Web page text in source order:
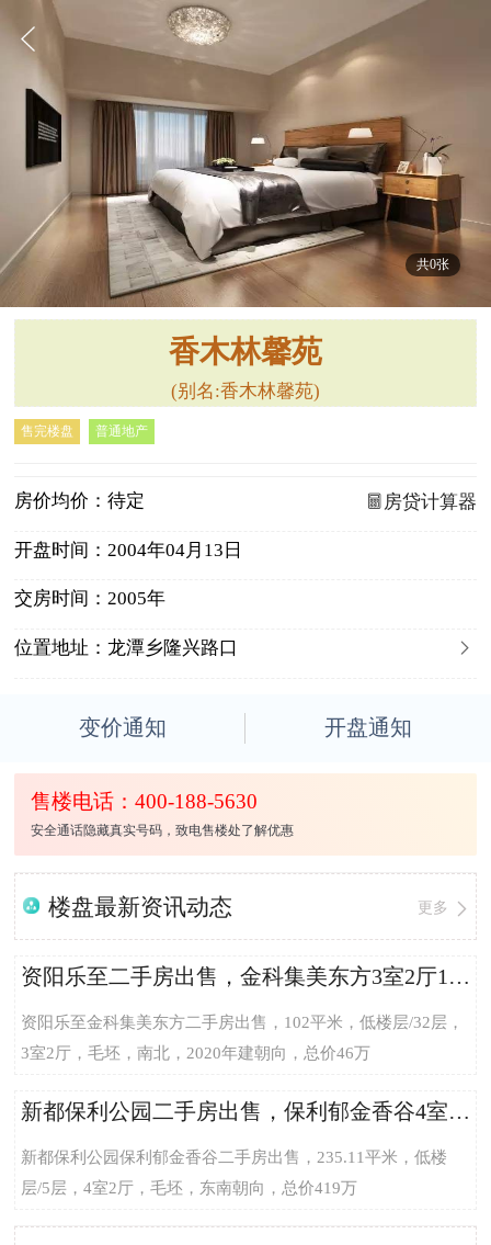
共0张
香木林馨苑
(别名:香木林馨苑)
售完楼盘 普通地产
房价均价： 待定 房贷计算器
开盘时间： 2004年04月13日
交房时间： 2005年
位置地址： 龙潭乡隆兴路口 
变价通知 开盘通知
售楼电话：400-188-5630
安全通话隐藏真实号码，致电售楼处了解优惠
楼盘最新资讯动态 更多
资阳乐至二手房出售，金科集美东方3室2厅102平米总价46万，单价4509.8元/平米
资阳乐至金科集美东方二手房出售，102平米，低楼层/32层，
3室2厅，毛坯，南北，2020年建朝向，总价46万
新都保利公园二手房出售，保利郁金香谷4室2厅235.11平米总价419万，单价17821.45元/平米
新都保利公园保利郁金香谷二手房出售，235.11平米，低楼
层/5层，4室2厅，毛坯，东南朝向，总价419万